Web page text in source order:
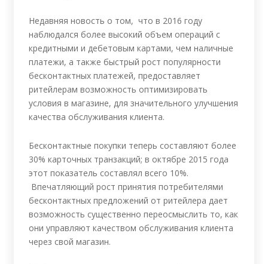
Недавняя новость о том, что в 2016 году
наблюдался более высокий объем операций с
кредитными и дебетовым картами, чем наличные
платежи, а также быстрый рост популярности
бесконтактных платежей, предоставляет
ритейлерам возможность оптимизировать
условия в магазине, для значительного улучшения
качества обслуживания клиента.
Бесконтактные покупки теперь составляют более
30% карточных транзакций; в октябре 2015 года
этот показатель составлял всего 10%.
Впечатляющий рост принятия потребителями
бесконтактных предложений от ритейлера дает
возможность существенно переосмыслить то, как
они управляют качеством обслуживания клиента
через свой магазин.